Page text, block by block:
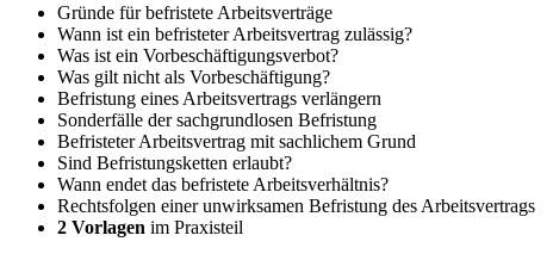
Gründe für befristete Arbeitsverträge
Wann ist ein befristeter Arbeitsvertrag zulässig?
Was ist ein Vorbeschäftigungsverbot?
Was gilt nicht als Vorbeschäftigung?
Befristung eines Arbeitsvertrags verlängern
Sonderfälle der sachgrundlosen Befristung
Befristeter Arbeitsvertrag mit sachlichem Grund
Sind Befristungsketten erlaubt?
Wann endet das befristete Arbeitsverhältnis?
Rechtsfolgen einer unwirksamen Befristung des Arbeitsvertrags
2 Vorlagen im Praxisteil